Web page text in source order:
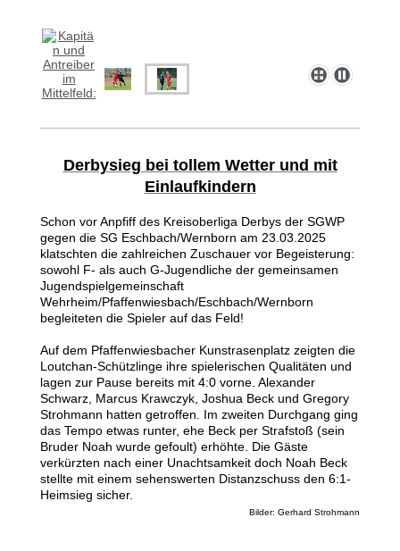
Derbysieg bei tollem Wetter und mit
Einlaufkindern
Schon vor Anpfiff des Kreisoberliga Derbys der SGWP
gegen die SG Eschbach/Wernborn am 23.03.2025
klatschten die zahlreichen Zuschauer vor Begeisterung:
sowohl F- als auch G-Jugendliche der gemeinsamen
Jugendspielgemeinschaft
Wehrheim/Pfaffenwiesbach/Eschbach/Wernborn
begleiteten die Spieler auf das Feld!
Auf dem Pfaffenwiesbacher Kunstrasenplatz zeigten die
Loutchan-Schützlinge ihre spielerischen Qualitäten und
lagen zur Pause bereits mit 4:0 vorne. Alexander
Schwarz, Marcus Krawczyk, Joshua Beck und Gregory
Strohmann hatten getroffen. Im zweiten Durchgang ging
das Tempo etwas runter, ehe Beck per Strafstoß (sein
Bruder Noah wurde gefoult) erhöhte. Die Gäste
verkürzten nach einer Unachtsamkeit doch Noah Beck
stellte mit einem sehenswerten Distanzschuss den 6:1-
Heimsieg sicher.
Bilder: Gerhard Strohmann